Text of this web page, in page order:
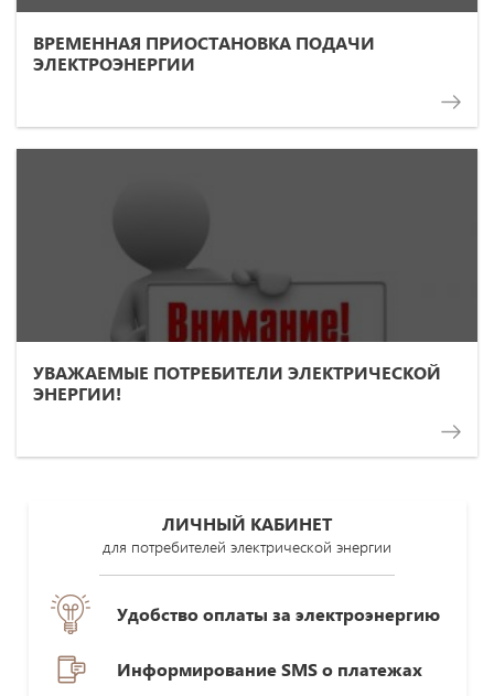
ВРЕМЕННАЯ ПРИОСТАНОВКА ПОДАЧИ
ЭЛЕКТРОЭНЕРГИИ
УВАЖАЕМЫЕ ПОТРЕБИТЕЛИ ЭЛЕКТРИЧЕСКОЙ
ЭНЕРГИИ!
ЛИЧНЫЙ КАБИНЕТ
для потребителей электрической энергии
Удобство оплаты за электроэнергию
Информирование SMS о платежах